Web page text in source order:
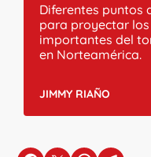
Diferentes puntos
para proyectar
importantes del
en Norteamérica.
JIMMY RIAÑO